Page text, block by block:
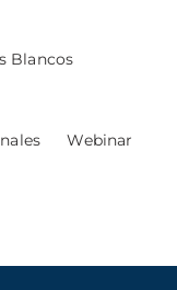
Blancos
Webinar